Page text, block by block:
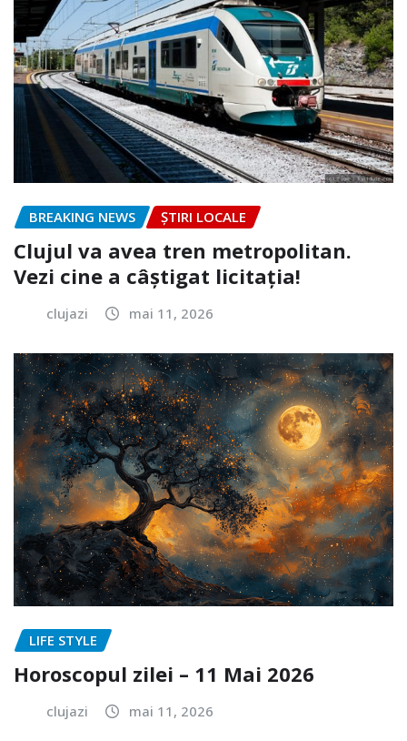
BREAKING NEWS ȘTIRI LOCALE
Clujul va avea tren metropolitan.
Vezi cine a câștigat licitația!
clujazi mai 11, 2026
LIFE STYLE
Horoscopul zilei – 11 Mai 2026
clujazi mai 11, 2026